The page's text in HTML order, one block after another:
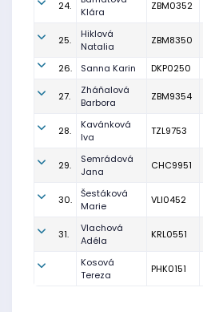
24.
Klára
ZBM0352
25.
Hiklová
Natalia
ZBM8350
26. Sanna Karin DKP0250
27.
Zháňalová
Barbora
ZBM9354
28.
Kavánková
Iva
TZL9753
29.
Semrádová
Jana
CHC9951
30.
Šestáková
Marie
VLI0452
31.
Vlachová
Adéla
KRL0551
Kosová
Tereza
PHK0151